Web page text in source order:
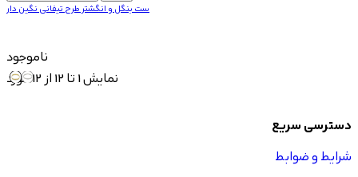
ست بنگل و انگشتر طرح تیفانی نگین دار
ناموجود
نمایش 1 تا 12 از 12 مورد
دسترسی سریع
شرایط و ضوابط